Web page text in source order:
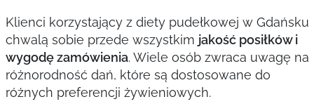
Klienci korzystający z diety pudełkowej w Gdańsku
chwalą sobie przede wszystkim jakość posiłków i
wygodę zamówienia. Wiele osób zwraca uwagę na
różnorodność dań, które są dostosowane do
różnych preferencji żywieniowych.